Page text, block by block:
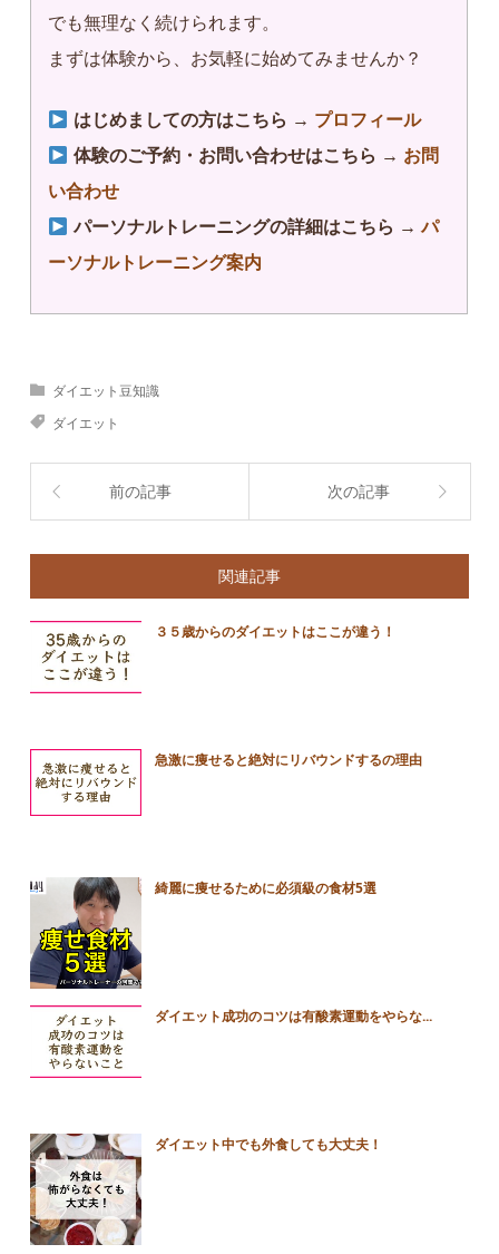
でも無理なく続けられます。
まずは体験から、お気軽に始めてみませんか？
はじめましての方はこちら → プロフィール
体験のご予約・お問い合わせはこちら → お問
い合わせ
パーソナルトレーニングの詳細はこちら →パ
ーソナルトレーニング案内
ダイエット豆知識
ダイエット
前の記事 次の記事
関連記事
３５歳からのダイエットはここが違う！
急激に痩せると絶対にリバウンドするの理由
綺麗に痩せるために必須級の食材5選
ダイエット成功のコツは有酸素運動をやらな...
ダイエット中でも外食しても大丈夫！